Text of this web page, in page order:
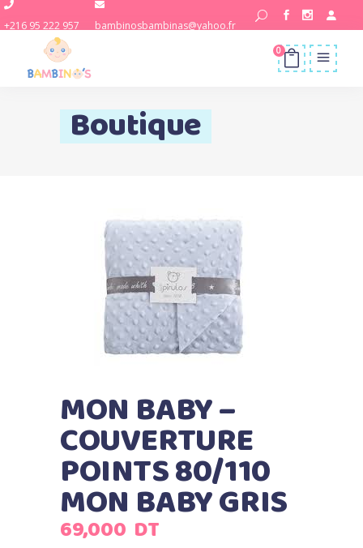
+216 95 222 957 bambinosbambinas@yahoo.fr
0
Boutique
MON BABY –
COUVERTURE
POINTS 80/110
MON BABY GRIS
69,000 DT